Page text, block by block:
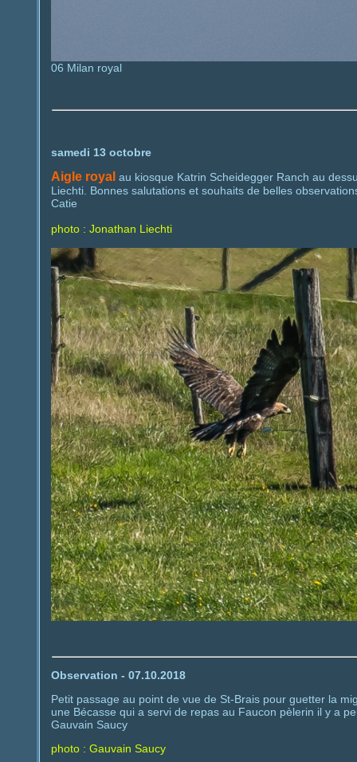
06 Milan royal
samedi 13 octobre
Aigle royal au kiosque Katrin Scheidegger Ranch au
Liechti. Bonnes salutations et souhaits de belles
Catie
photo : Jonathan Liechti
Observation - 07.10.2018
Petit passage au point de vue de St-Brais pour guetter la
une Bécasse qui a servi de repas au Faucon pèlerin il y a
Gauvain Saucy
photo : Gauvain Saucy